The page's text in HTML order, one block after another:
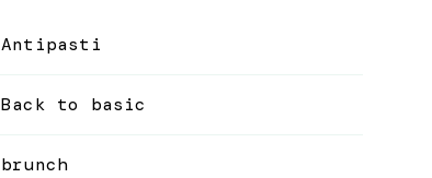
Antipasti
Back to basic
brunch